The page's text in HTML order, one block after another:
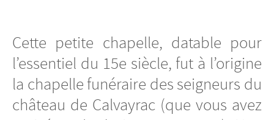
Cette petite chapelle, datable pour
l’essentiel du 15e siècle, fut à l’origine
la chapelle funéraire des seigneurs du
château de Calvayrac (que vous avez